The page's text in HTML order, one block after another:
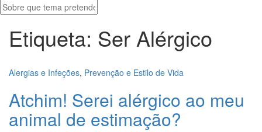
Etiqueta: Ser Alérgico
Alergias e Infeções, Prevenção e Estilo de Vida
Atchim! Serei alérgico ao meu
animal de estimação?